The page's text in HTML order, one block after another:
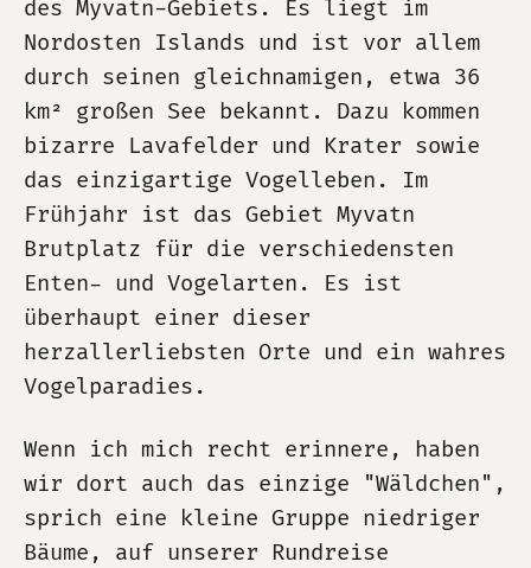
des Myvatn-Gebiets. Es liegt im
Nordosten Islands und ist vor allem
durch seinen gleichnamigen, etwa 36
km² großen See bekannt. Dazu kommen
bizarre Lavafelder und Krater sowie
das einzigartige Vogelleben. Im
Frühjahr ist das Gebiet Myvatn
Brutplatz für die verschiedensten
Enten- und Vogelarten. Es ist
überhaupt einer dieser
herzallerliebsten Orte und ein wahres
Vogelparadies.
Wenn ich mich recht erinnere, haben
wir dort auch das einzige "Wäldchen",
sprich eine kleine Gruppe niedriger
Bäume, auf unserer Rundreise